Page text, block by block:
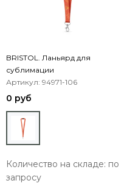
BRISTOL. Ланьярд для
сублимации
Артикул: 94971-106
0 руб
Количество на складе: по
запросу